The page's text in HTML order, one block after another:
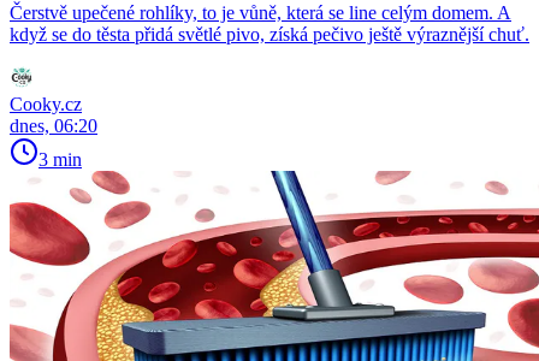
Čerstvě upečené rohlíky, to je vůně, která se line celým domem. A
když se do těsta přidá světlé pivo, získá pečivo ještě výraznější chuť.
Cooky.cz
dnes, 06:20
3 min